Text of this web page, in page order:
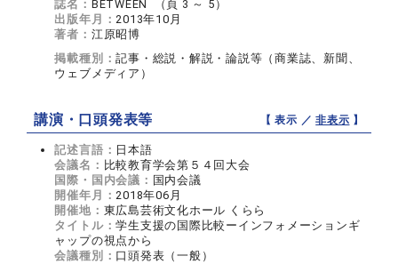
誌名： BETWEEN （頁 3 ～ 5）
出版年月：2013年10月
著者： 江原昭博
掲載種別：記事・総説・解説・論説等（商業誌、新聞、
ウェブメディア）
講演・口頭発表等 【 表示 ／非表示 】
記述言語： 日本語
会議名： 比較教育学会第５４回大会
国際・国内会議： 国内会議
開催年月：2018年06月
開催地： 東広島芸術文化ホール くらら
タイトル：学生支援の国際比較ーインフォメーションギ
ャップの視点から
会議種別： 口頭発表（一般）